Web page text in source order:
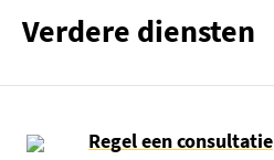
Verdere diensten
Regel een consultatie